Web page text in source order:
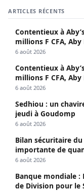
ARTICLES RÉCENTS
Contentieux à
millions F CFA,
sociaux
6 août 2026
Contentieux à
millions F CFA,
sociaux
6 août 2026
Sedhiou : un
jeudi à Goudomp
6 août 2026
Bilan sécuritaire
importante de
6 août 2026
Banque mondiale
de Division pour le